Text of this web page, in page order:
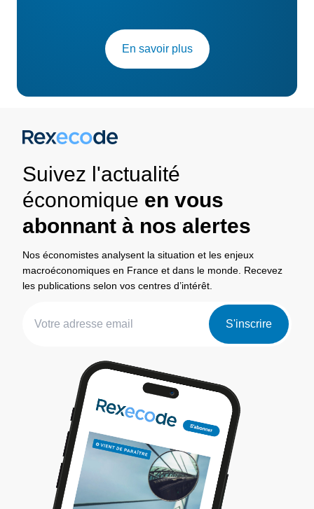
En savoir plus
Suivez l'actualité
économique en vous
abonnant à nos alertes
Nos économistes analysent la situation et les enjeux
macroéconomiques en France et dans le monde. Recevez
les publications selon vos centres d’intérêt.
S'inscrire